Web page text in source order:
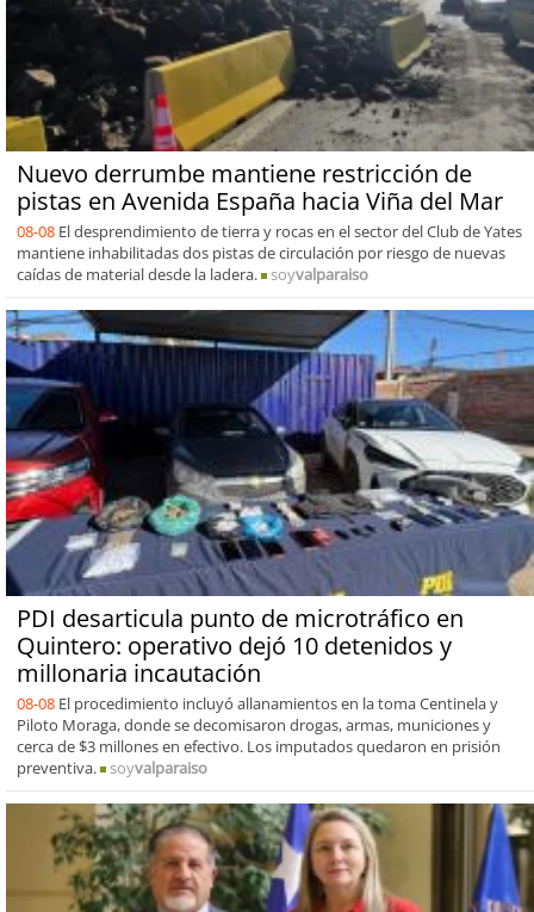
Nuevo derrumbe mantiene restricción de
pistas en Avenida España hacia Viña del Mar
08-08 El desprendimiento de tierra y rocas en el sector del Club de Yates
mantiene inhabilitadas dos pistas de circulación por riesgo de nuevas
caídas de material desde la ladera.
soyvalparaiso
PDI desarticula punto de microtráfico en
Quintero: operativo dejó 10 detenidos y
millonaria incautación
08-08 El procedimiento incluyó allanamientos en la toma Centinela y
Piloto Moraga, donde se decomisaron drogas, armas, municiones y
cerca de $3 millones en efectivo. Los imputados quedaron en prisión
preventiva.
soyvalparaiso